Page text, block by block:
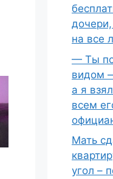
на все
— Ты
видом
а я
всем
Мать
угол –